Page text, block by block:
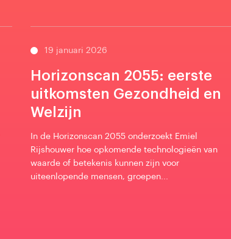
19 januari 2026
Horizonscan 2055: eerste
uitkomsten Gezondheid en
Welzijn
In de Horizonscan 2055 onderzoekt Emiel
Rijshouwer hoe opkomende technologieën van
waarde of betekenis kunnen zijn voor
uiteenlopende mensen, groepen...